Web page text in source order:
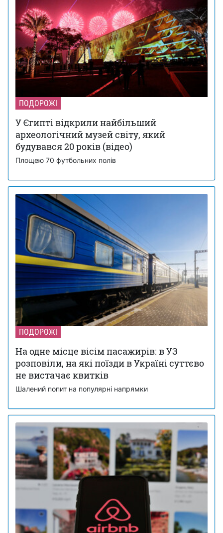
ПОДОРОЖІ
У Єгипті відкрили найбільший
археологічний музей світу, який
будувався 20 років (відео)
Площею 70 футбольних полів
ПОДОРОЖІ
На одне місце вісім пасажирів: в УЗ
розповіли, на які поїзди в Україні суттєво
не вистачає квитків
Шалений попит на популярні напрямки